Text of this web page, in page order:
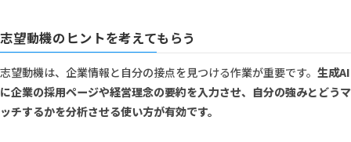
志望動機のヒントを考えてもらう
志望動機は、企業情報と自分の接点を見つける作業が重要です。 生成AI
に企業の採用ページや経営理念の要約を入力させ、自分の強みとどうマ
ッチするかを分析させる使い方が有効です。